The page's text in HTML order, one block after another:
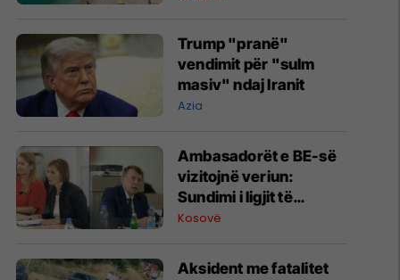
Trump "pranë"
vendimit për "sulm
masiv" ndaj Iranit
Azia
Ambasadorët e BE-së
vizitojnë veriun:
Sundimi i ligjit të
zbatohet njësoj në
Kosovë
Aksident me fatalitet